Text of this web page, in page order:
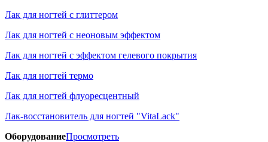
Лак для ногтей с глиттером
Лак для ногтей с неоновым эффектом
Лак для ногтей с эффектом гелевого покрытия
Лак для ногтей термо
Лак для ногтей флуоресцентный
Лак-восстановитель для ногтей "VitaLack"
ОборудованиеПросмотреть